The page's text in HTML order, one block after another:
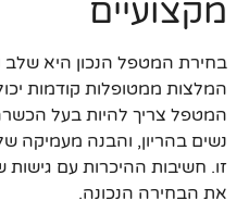
מקצועיים
בחירת המטפל הנכון היא שלב
המלצות ממטופלות קודמות
המטפל צריך להיות בעל
נשים בהריון, והבנה מעמיקה
זו. חשיבות ההיכרות עם גישות
את הבחירה הנכונה.